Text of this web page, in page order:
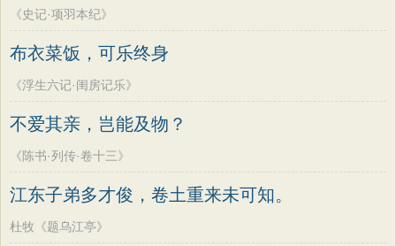
《史记·项羽本纪》
布衣菜饭，可乐终身
《浮生六记·闺房记乐》
不爱其亲，岂能及物？
《陈书·列传·卷十三》
江东子弟多才俊，卷土重来未可知。
杜牧《题乌江亭》